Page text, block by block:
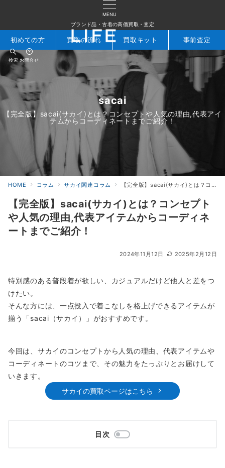
MENU
ブランド品・古着の高価買取・査定
検索 お問合せ
初めての方 買取の流れ 買取キット 事前査定
sacai
【完全版】sacai(サカイ)とは？コンセプトや人気の理由,代表アイ
テムからコーディネートまでご紹介！
HOME コラム サカイ関連コラム 【完全版】sacai(サカイ)とは？コンセプトや人気の理由,代表アイテムからコーディネートまでご紹介！
【完全版】sacai(サカイ)とは？コンセプト
や人気の理由,代表アイテムからコーディネ
ートまでご紹介！
2024年11月12日 2025年2月12日
特別感のある普段着が欲しい、カジュアルだけど他人と差をつ
けたい。
そんな方には、一点投入で着こなしを格上げできるアイテムが
揃う「sacai（サカイ）」がおすすめです。
今回は、サカイのコンセプトから人気の理由、代表アイテムや
コーディネートのコツまで、その魅力をたっぷりとお届けして
いきます。
サカイの買取ページはこちら
目次